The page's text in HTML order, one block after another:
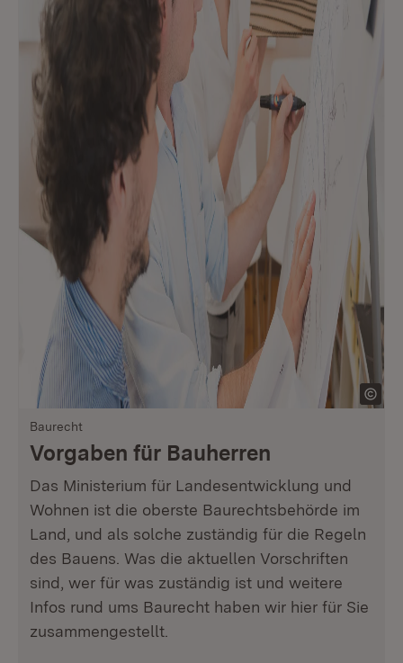
Baurecht
Vorgaben für Bauherren
Das Ministerium für Landesentwicklung und
Wohnen ist die oberste Baurechtsbehörde im
Land, und als solche zuständig für die Regeln
des Bauens. Was die aktuellen Vorschriften
sind, wer für was zuständig ist und weitere
Infos rund ums Baurecht haben wir hier für Sie
zusammengestellt.